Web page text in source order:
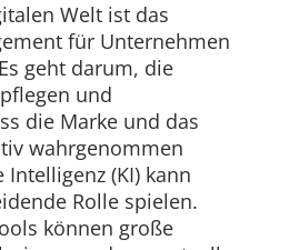
Welt ist das
für Unternehmen
geht darum, die
und
die Marke und das
wahrgenommen
(KI) kann
Rolle spielen.
können große